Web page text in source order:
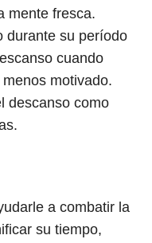
mente fresca.
durante su período
cuando
motivado.
descanso como
a combatir la
su tiempo,